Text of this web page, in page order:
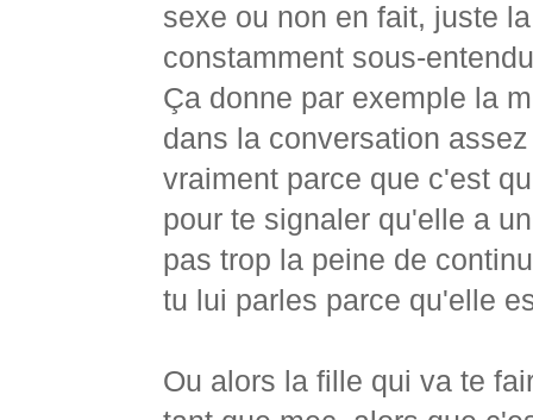
sexe ou non en fait, juste
constamment sous-
Ça donne par exemple la
dans la conversation
vraiment parce que c'est
pour te signaler qu'elle a
pas trop la peine de
tu lui parles parce qu'elle
Ou alors la fille qui va te